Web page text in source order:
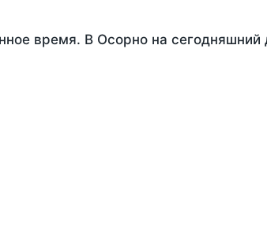
время. В Осорно на сегодняшний